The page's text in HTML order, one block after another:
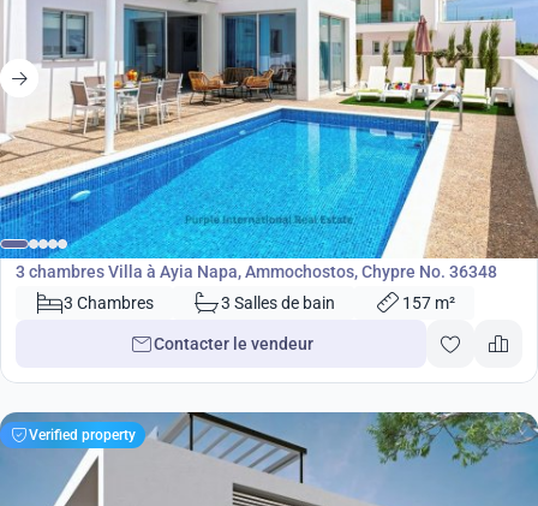
€550 000
Villa
3 chambres Villa à Ayia Napa, Ammochostos, Chypre No. 36348
3 Chambres
3 Salles de bain 157 m²
Contacter le vendeur
Verified property